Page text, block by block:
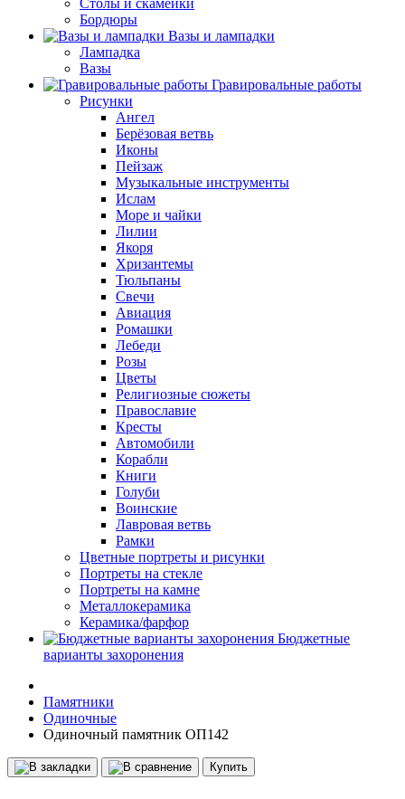
Столы и скамейки
Бордюры
Вазы и лампадки
Лампадка
Вазы
Гравировальные работы
Рисунки
Ангел
Берёзовая ветвь
Иконы
Пейзаж
Музыкальные инструменты
Ислам
Море и чайки
Лилии
Якоря
Хризантемы
Тюльпаны
Свечи
Авиация
Ромашки
Лебеди
Розы
Цветы
Религиозные сюжеты
Православие
Кресты
Автомобили
Корабли
Книги
Голуби
Воинские
Лавровая ветвь
Рамки
Цветные портреты и рисунки
Портреты на стекле
Портреты на камне
Металлокерамика
Керамика/фарфор
Бюджетные
варианты захоронения
Памятники
Одиночные
Одиночный памятник ОП142
Купить